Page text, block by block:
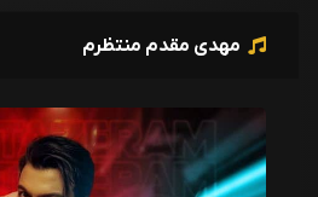
مهدی مقدم منتظرم